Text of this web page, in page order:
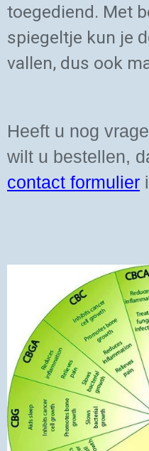
toegediend. Met
spiegeltje kun je
vallen, dus ook
Heeft u nog
wilt u bestellen,
contact formulier